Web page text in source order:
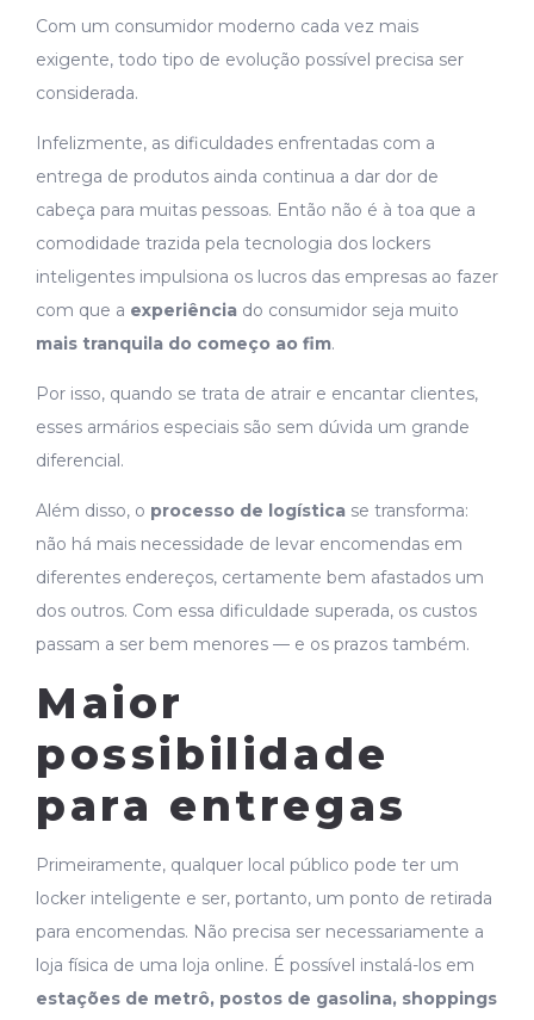
Com um consumidor moderno cada vez mais
exigente, todo tipo de evolução possível precisa ser
considerada.
Infelizmente, as dificuldades enfrentadas com a
entrega de produtos ainda continua a dar dor de
cabeça para muitas pessoas. Então não é à toa que a
comodidade trazida pela tecnologia dos lockers
inteligentes impulsiona os lucros das empresas ao fazer
com que a experiência do consumidor seja muito
mais tranquila do começo ao fim.
Por isso, quando se trata de atrair e encantar clientes,
esses armários especiais são sem dúvida um grande
diferencial.
Além disso, o processo de logística se transforma:
não há mais necessidade de levar encomendas em
diferentes endereços, certamente bem afastados um
dos outros. Com essa dificuldade superada, os custos
passam a ser bem menores — e os prazos também.
Maior
possibilidade
para entregas
Primeiramente, qualquer local público pode ter um
locker inteligente e ser, portanto, um ponto de retirada
para encomendas. Não precisa ser necessariamente a
loja física de uma loja online. É possível instalá-los em
estações de metrô, postos de gasolina, shoppings